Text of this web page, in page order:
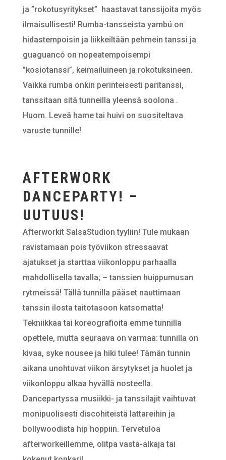
ja ”rokotusyritykset” haastavat tanssijoita myös
ilmaisullisesti! Rumba-tansseista yambú on
hidastempoisin ja liikkeiltään pehmein tanssi ja
guaguancó on nopeatempoisempi
”kosiotanssi”, keimailuineen ja rokotuksineen.
Vaikka rumba onkin perinteisesti paritanssi,
tanssitaan sitä tunneilla yleensä soolona .
Huom. Leveä hame tai huivi on suositeltava
varuste tunnille!
AFTERWORK
DANCEPARTY! –
UUTUUS!
Afterworkit SalsaStudion tyyliin! Tule mukaan
ravistamaan pois työviikon stressaavat
ajatukset ja starttaa viikonloppu parhaalla
mahdollisella tavalla; – tanssien huippumusan
rytmeissä! Tällä tunnilla pääset nauttimaan
tanssin ilosta taitotasoon katsomatta!
Tekniikkaa tai koreografioita emme tunnilla
opettele, mutta seuraava on varmaa: tunnilla on
kivaa, syke nousee ja hiki tulee! Tämän tunnin
aikana unohtuvat viikon ärsytykset ja huolet ja
viikonloppu alkaa hyvällä nosteella.
Dancepartyssa musiikki- ja tanssilajit vaihtuvat
monipuolisesti discohiteistä lattareihin ja
bollywoodista hip hoppiin. Tervetuloa
afterworkeillemme, olitpa vasta-alkaja tai